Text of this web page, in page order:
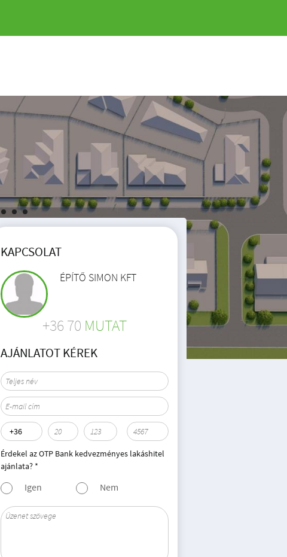
KAPCSOLAT
ÉPÍTŐ SIMON KFT
+36 70 MUTAT
AJÁNLATOT KÉREK
Érdekel az OTP Bank kedvezményes lakáshitel
ajánlata? *
Igen Nem